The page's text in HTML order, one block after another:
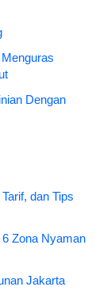
Dengan
dan Tips
Zona Nyaman
Jakarta